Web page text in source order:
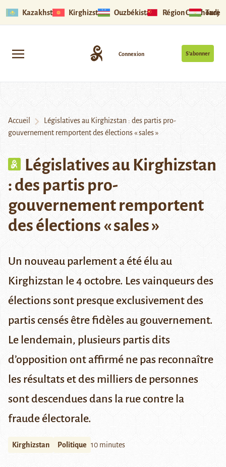
Kazakhstan Kirghizstan Ouzbékistan Région Ouïghoure
S’abonner
Connexion
Accueil
Législatives au Kirghizstan : des partis pro-
gouvernement remportent des élections « sales »
Législatives au Kirghizstan
: des partis pro-
gouvernement remportent
des élections « sales »
Un nouveau parlement a été élu au
Kirghizstan le 4 octobre. Les vainqueurs des
élections sont presque exclusivement des
partis censés être fidèles au gouvernement.
Le lendemain, plusieurs partis dits
d’opposition ont affirmé ne pas reconnaître
les résultats et des milliers de personnes
sont descendues dans la rue contre la
fraude électorale.
Kirghizstan Politique 10 minutes